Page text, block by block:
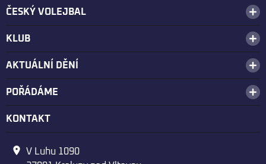
ČESKÝ VOLEJBAL
KLUB
AKTUÁLNÍ DĚNÍ
POŘÁDÁME
KONTAKT
V Luhu 1090